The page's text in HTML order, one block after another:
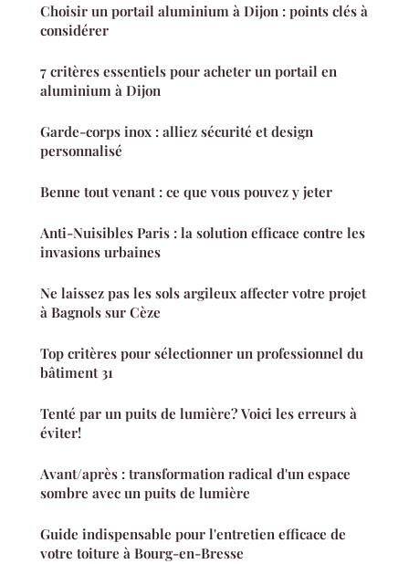
Choisir un portail aluminium à Dijon : points clés à
considérer
7 critères essentiels pour acheter un portail en
aluminium à Dijon
Garde-corps inox : alliez sécurité et design
personnalisé
Benne tout venant : ce que vous pouvez y jeter
Anti-Nuisibles Paris : la solution efficace contre les
invasions urbaines
Ne laissez pas les sols argileux affecter votre projet
à Bagnols sur Cèze
Top critères pour sélectionner un professionnel du
bâtiment 31
Tenté par un puits de lumière? Voici les erreurs à
éviter!
Avant/après : transformation radical d'un espace
sombre avec un puits de lumière
Guide indispensable pour l'entretien efficace de
votre toiture à Bourg-en-Bresse